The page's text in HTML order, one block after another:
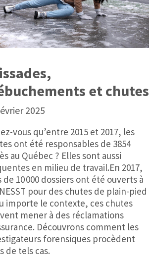
et chutes
2025
vous qu’entre 2015 et 2017, les
ont été responsables de 3854
au Québec ? Elles sont aussi
en milieu de travail.En 2017,
de 10 000 dossiers ont été ouverts à
pour des chutes de plain-pied
importe le contexte, ces chutes
mener à des réclamations
Découvrons comment les
forensiques procèdent
de tels cas.